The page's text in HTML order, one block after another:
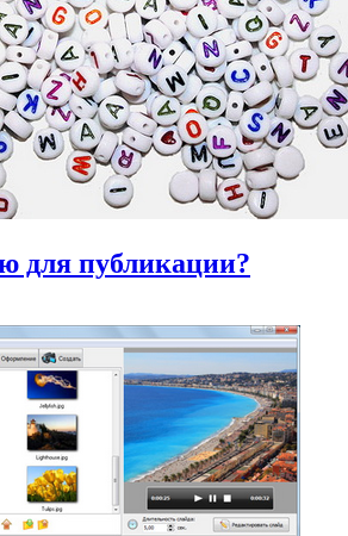
для публикации?